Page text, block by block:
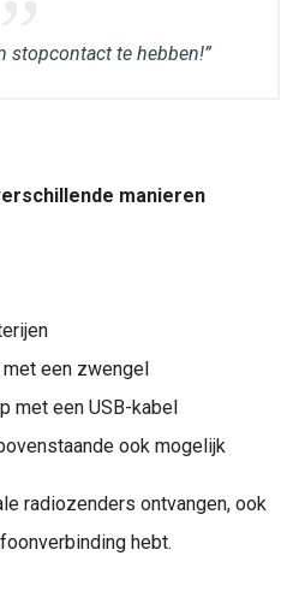
stopcontact te hebben!”
manieren
een zwengel
met een USB-kabel
ook mogelijk
radiozenders ontvangen, ook
hebt.